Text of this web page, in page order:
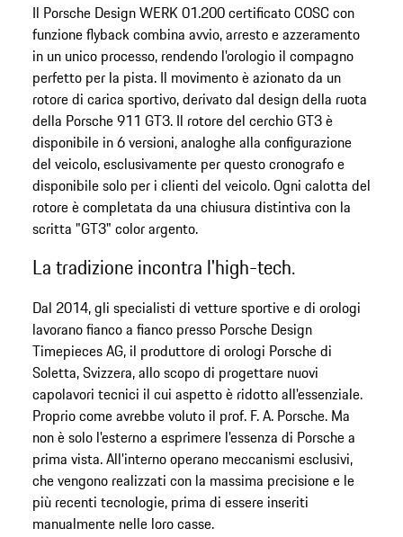
Il Porsche Design WERK 01.200 certificato COSC con
funzione flyback combina avvio, arresto e azzeramento
in un unico processo, rendendo l'orologio il compagno
perfetto per la pista. Il movimento è azionato da un
rotore di carica sportivo, derivato dal design della ruota
della Porsche 911 GT3. Il rotore del cerchio GT3 è
disponibile in 6 versioni, analoghe alla configurazione
del veicolo, esclusivamente per questo cronografo e
disponibile solo per i clienti del veicolo. Ogni calotta del
rotore è completata da una chiusura distintiva con la
scritta "GT3" color argento.
La tradizione incontra l'high-tech.
Dal 2014, gli specialisti di vetture sportive e di orologi
lavorano fianco a fianco presso Porsche Design
Timepieces AG, il produttore di orologi Porsche di
Soletta, Svizzera, allo scopo di progettare nuovi
capolavori tecnici il cui aspetto è ridotto all'essenziale.
Proprio come avrebbe voluto il prof. F. A. Porsche. Ma
non è solo l'esterno a esprimere l'essenza di Porsche a
prima vista. All'interno operano meccanismi esclusivi,
che vengono realizzati con la massima precisione e le
più recenti tecnologie, prima di essere inseriti
manualmente nelle loro casse.